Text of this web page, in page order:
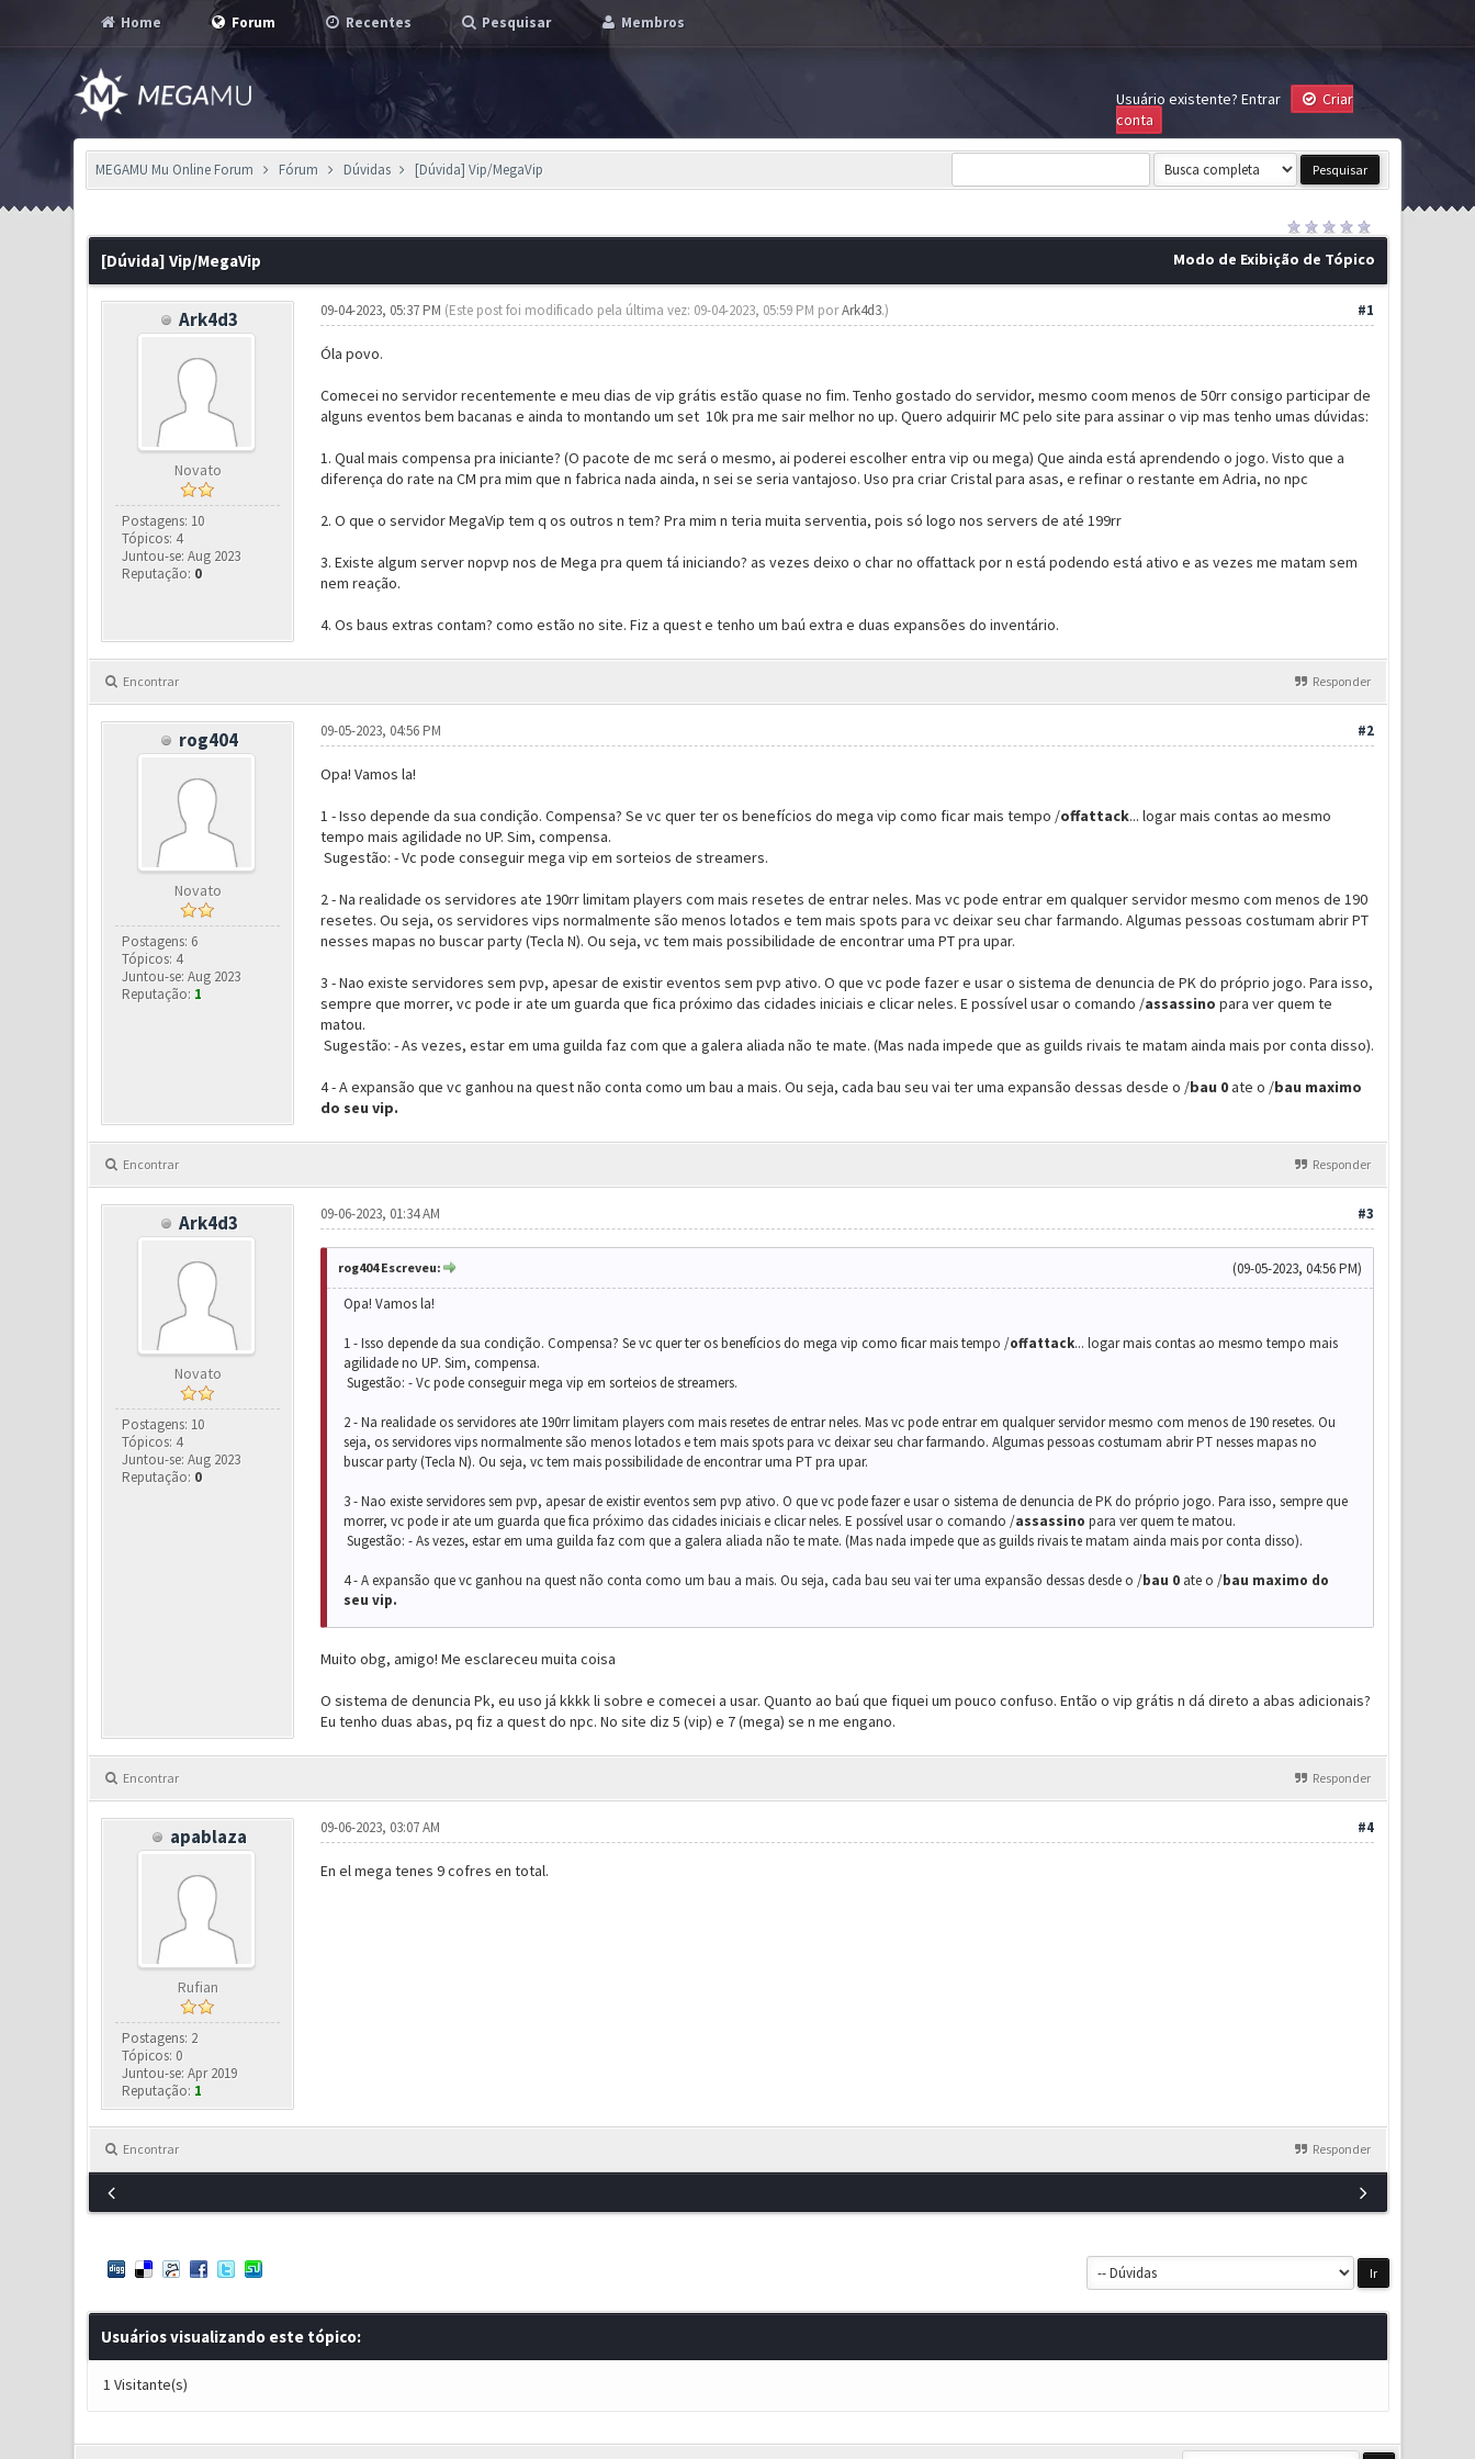
Home Forum Recentes Pesquisar Membros
Usuário existente? Entrar
Criar
conta
MEGAMU Mu Online Forum Fórum Dúvidas [Dúvida] Vip/MegaVip
Modo de Exibição de Tópico
[Dúvida] Vip/MegaVip
Ark4d3
Novato
Postagens: 10
Tópicos: 4
Juntou-se: Aug 2023
Reputação: 0
#1
09-04-2023, 05:37 PM (Este post foi modificado pela última vez: 09-04-2023, 05:59 PM porArk4d3.)
Óla povo.
Comecei no servidor recentemente e meu dias de vip grátis estão quase no fim. Tenho gostado do servidor, mesmo coom menos de 50rr consigo participar de
alguns eventos bem bacanas e ainda to montando um set 10k pra me sair melhor no up. Quero adquirir MC pelo site para assinar o vip mas tenho umas dúvidas:
1. Qual mais compensa pra iniciante? (O pacote de mc será o mesmo, ai poderei escolher entra vip ou mega) Que ainda está aprendendo o jogo. Visto que a
diferença do rate na CM pra mim que n fabrica nada ainda, n sei se seria vantajoso. Uso pra criar Cristal para asas, e refinar o restante em Adria, no npc
2. O que o servidor MegaVip tem q os outros n tem? Pra mim n teria muita serventia, pois só logo nos servers de até 199rr
3. Existe algum server nopvp nos de Mega pra quem tá iniciando? as vezes deixo o char no offattack por n está podendo está ativo e as vezes me matam sem
nem reação.
4. Os baus extras contam? como estão no site. Fiz a quest e tenho um baú extra e duas expansões do inventário.
Encontrar Responder
rog404
Novato
Postagens: 6
Tópicos: 4
Juntou-se: Aug 2023
Reputação: 1
#2
09-05-2023, 04:56 PM
Opa! Vamos la!
1 - Isso depende da sua condição. Compensa? Se vc quer ter os benefícios do mega vip como ficar mais tempo /offattack... logar mais contas ao mesmo
tempo mais agilidade no UP. Sim, compensa.
Sugestão: - Vc pode conseguir mega vip em sorteios de streamers.
2 - Na realidade os servidores ate 190rr limitam players com mais resetes de entrar neles. Mas vc pode entrar em qualquer servidor mesmo com menos de 190
resetes. Ou seja, os servidores vips normalmente são menos lotados e tem mais spots para vc deixar seu char farmando. Algumas pessoas costumam abrir PT
nesses mapas no buscar party (Tecla N). Ou seja, vc tem mais possibilidade de encontrar uma PT pra upar.
3 - Nao existe servidores sem pvp, apesar de existir eventos sem pvp ativo. O que vc pode fazer e usar o sistema de denuncia de PK do próprio jogo. Para isso,
sempre que morrer, vc pode ir ate um guarda que fica próximo das cidades iniciais e clicar neles. E possível usar o comando /assassino para ver quem te
matou.
Sugestão: - As vezes, estar em uma guilda faz com que a galera aliada não te mate. (Mas nada impede que as guilds rivais te matam ainda mais por conta disso).
4 - A expansão que vc ganhou na quest não conta como um bau a mais. Ou seja, cada bau seu vai ter uma expansão dessas desde o /bau 0ate o /bau maximo
do seu vip.
Encontrar Responder
Ark4d3
Novato
Postagens: 10
Tópicos: 4
Juntou-se: Aug 2023
Reputação: 0
#3
09-06-2023, 01:34 AM
(09-05-2023, 04:56 PM)
rog404 Escreveu:
Opa! Vamos la!
1 - Isso depende da sua condição. Compensa? Se vc quer ter os benefícios do mega vip como ficar mais tempo /offattack... logar mais contas ao mesmo tempo mais
agilidade no UP. Sim, compensa.
Sugestão: - Vc pode conseguir mega vip em sorteios de streamers.
2 - Na realidade os servidores ate 190rr limitam players com mais resetes de entrar neles. Mas vc pode entrar em qualquer servidor mesmo com menos de 190 resetes. Ou
seja, os servidores vips normalmente são menos lotados e tem mais spots para vc deixar seu char farmando. Algumas pessoas costumam abrir PT nesses mapas no
buscar party (Tecla N). Ou seja, vc tem mais possibilidade de encontrar uma PT pra upar.
3 - Nao existe servidores sem pvp, apesar de existir eventos sem pvp ativo. O que vc pode fazer e usar o sistema de denuncia de PK do próprio jogo. Para isso, sempre que
morrer, vc pode ir ate um guarda que fica próximo das cidades iniciais e clicar neles. E possível usar o comando /assassino para ver quem te matou.
Sugestão: - As vezes, estar em uma guilda faz com que a galera aliada não te mate. (Mas nada impede que as guilds rivais te matam ainda mais por conta disso).
4 - A expansão que vc ganhou na quest não conta como um bau a mais. Ou seja, cada bau seu vai ter uma expansão dessas desde o /bau 0 ate o /bau maximo do
seu vip.
Muito obg, amigo! Me esclareceu muita coisa
O sistema de denuncia Pk, eu uso já kkkk li sobre e comecei a usar. Quanto ao baú que fiquei um pouco confuso. Então o vip grátis n dá direto a abas adicionais?
Eu tenho duas abas, pq fiz a quest do npc. No site diz 5 (vip) e 7 (mega) se n me engano.
Encontrar Responder
apablaza
Rufian
Postagens: 2
Tópicos: 0
Juntou-se: Apr 2019
Reputação: 1
#4
09-06-2023, 03:07 AM
En el mega tenes 9 cofres en total.
Encontrar Responder
Usuários visualizando este tópico:
1 Visitante(s)